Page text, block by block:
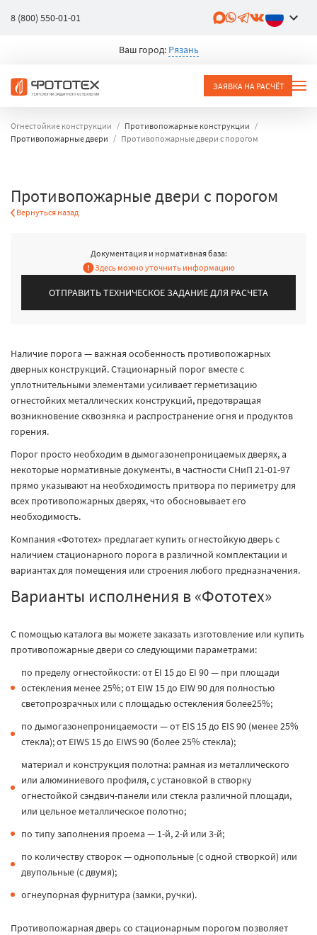
8 (800) 550-01-01
Ваш город: Рязань
ЗАЯВКА НА РАСЧЁТ
Огнестойкие конструкции
Противопожарные конструкции
Противопожарные двери
Противопожарные двери с порогом
Противопожарные двери с порогом
Вернуться назад
Документация и нормативная база:
Здесь можно уточнить информацию
ОТПРАВИТЬ ТЕХНИЧЕСКОЕ ЗАДАНИЕ ДЛЯ РАСЧЕТА
Наличие порога — важная особенность противопожарных
дверных конструкций. Стационарный порог вместе с
уплотнительными элементами усиливает герметизацию
огнестойких металлических конструкций, предотвращая
возникновение сквозняка и распространение огня и продуктов
горения.
Порог просто необходим в дымогазонепроницаемых дверях, а
некоторые нормативные документы, в частности СНиП 21-01-97
прямо указывают на необходимость притвора по периметру для
всех противопожарных дверях, что обосновывает его
необходимость.
Компания «Фототех» предлагает купить огнестойкую дверь с
наличием стационарного порога в различной комплектации и
вариантах для помещения или строения любого предназначения.
Варианты исполнения в «Фототех»
С помощью каталога вы можете заказать изготовление или купить
противопожарные двери со следующими параметрами:
по пределу огнестойкости: от EI 15 до EI 90 — при площади
остекления менее 25%; от EIW 15 до EIW 90 для полностью
светопрозрачных или с площадью остекления более25%;
по дымогазонепроницаемости — от EIS 15 до EIS 90 (менее 25%
стекла); от EIWS 15 до EIWS 90 (более 25% стекла);
материал и конструкция полотна: рамная из металлического
или алюминиевого профиля, с установкой в створку
огнестойкой сэндвич-панели или стекла различной площади,
или цельное металлическое полотно;
по типу заполнения проема — 1-й, 2-й или 3-й;
по количеству створок — однопольные (с одной створкой) или
двупольные (с двумя);
огнеупорная фурнитура (замки, ручки).
Противопожарная дверь со стационарным порогом позволяет